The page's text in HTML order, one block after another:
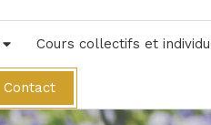
Cours collectifs et
Contact